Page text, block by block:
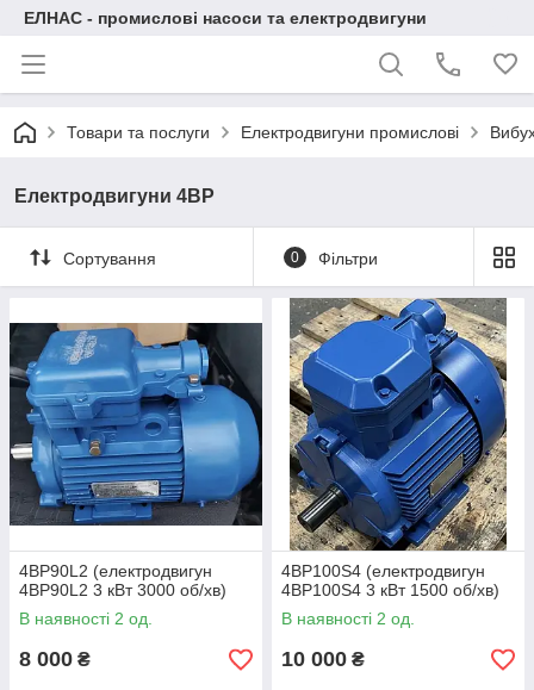
ЕЛНАС - промислові насоси та електродвигуни
Товари та послуги Електродвигуни промислові
Електродвигуни 4ВР
Сортування 0 Фільтри
4ВР90L2 (електродвигун
4ВР90L2 3 кВт 3000 об/хв)
В наявності 2 од.
8 000 ₴
4ВР100S4 (електродвигун
4ВР100S4 3 кВт 1500 об/хв)
В наявності 2 од.
10 000 ₴